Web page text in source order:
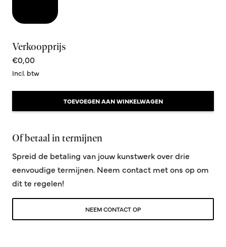
Verkoopprijs
€0,00
Incl. btw
TOEVOEGEN AAN WINKELWAGEN
Of betaal in termijnen
Spreid de betaling van jouw kunstwerk over drie
eenvoudige termijnen. Neem contact met ons op om
dit te regelen!
NEEM CONTACT OP